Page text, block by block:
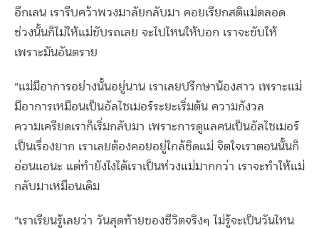
อีกเลน เรารีบคว้าพวงมาลัยกลับมา คอยเรียกสติแม่ตลอด
ช่วงนั้นก็ไม่ให้แม่ขับรถเลย จะไปไหนให้บอก เราจะขับให้
เพราะมันอันตราย
“แม่มีอาการอย่างนั้นอยู่นาน เราเลยปรึกษาน้องสาว เพราะแม่
มีอาการเหมือนเป็นอัลไซเมอร์ระยะเริ่มต้น ความกังวล
ความเครียดเราก็เริ่มกลับมา เพราะการดูแลคนเป็นอัลไซเมอร์
เป็นเรื่องยาก เราเลยต้องคอยอยู่ใกล้ชิดแม่ จิตใจเราตอนนั้นก็
อ่อนแอนะ แต่ทำยังไงได้เราเป็นห่วงแม่มากกว่า เราจะทำให้แม่
กลับมาเหมือนเดิม
“เราเรียนรู้เลยว่า วันสุดท้ายของชีวิตจริงๆ ไม่รู้จะเป็นวันไหน